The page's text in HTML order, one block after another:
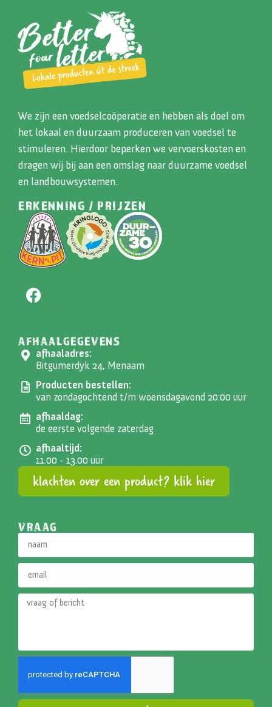
We zijn een voedselcoöperatie en hebben als doel om
het lokaal en duurzaam produceren van voedsel te
stimuleren. Hierdoor beperken we vervoerskosten en
dragen wij bij aan een omslag naar duurzame voedsel
en landbouwsystemen.
ERKENNING / PRIJZEN
AFHAALGEGEVENS
afhaaladres:
Bitgumerdyk 24, Menaam
Producten bestellen:
van zondagochtend t/m woensdagavond 20:00 uur
afhaaldag:
de eerste volgende zaterdag
afhaaltijd:
11.00 - 13.00 uur
klachten over een product? klik hier
VRAAG